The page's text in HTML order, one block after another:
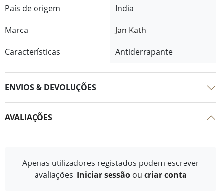
País de origem
India
Marca
Jan Kath
Características
Antiderrapante
ENVIOS & DEVOLUÇÕES
AVALIAÇÕES
Apenas utilizadores registados podem escrever
avaliações. Iniciar sessão ou criar conta